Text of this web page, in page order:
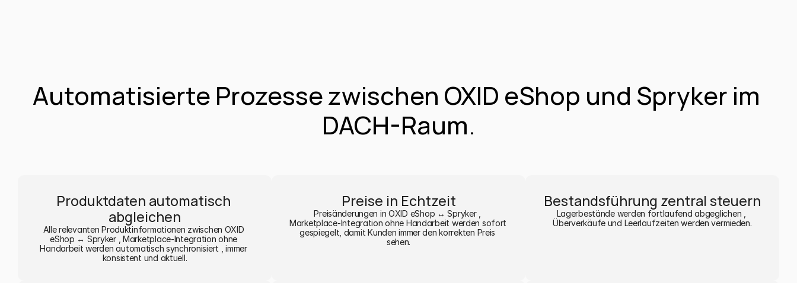
Automatisierte Prozesse zwischen OXID eShop und Spryker im
DACH-Raum.
Produktdaten automatisch
abgleichen
Alle relevanten Produktinformationen zwischen OXID
eShop ↔ Spryker , Marketplace-Integration ohne
Handarbeit werden automatisch synchronisiert , immer
konsistent und aktuell.
Preise in Echtzeit
Preisänderungen in OXID eShop ↔ Spryker ,
Marketplace-Integration ohne Handarbeit werden sofort
gespiegelt, damit Kunden immer den korrekten Preis
sehen.
Bestandsführung zentral steuern
Lagerbestände werden fortlaufend abgeglichen ,
Überverkäufe und Leerlaufzeiten werden vermieden.